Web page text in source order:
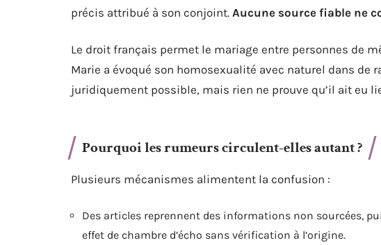
précis attribué à son conjoint. Aucune source fiable ne
Le droit français permet le mariage entre personnes de
Marie a évoqué son homosexualité avec naturel dans de
juridiquement possible, mais rien ne prouve qu’il ait eu
Pourquoi les rumeurs circulent-elles autant ?
Plusieurs mécanismes alimentent la confusion :
Des articles reprennent des informations non sourcées,
effet de chambre d’écho sans vérification à l’origine.